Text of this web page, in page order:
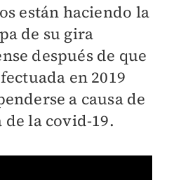
están haciendo la
de su gira
después de que
en 2019
a causa de
la covid-19.